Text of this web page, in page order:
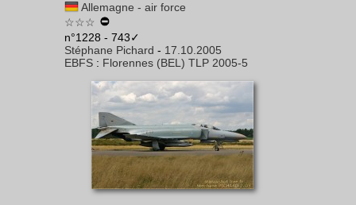
Allemagne - air force
☆☆☆
n°1228 - 743✓
Stéphane Pichard - 17.10.2005
EBFS : Florennes (BEL) TLP 2005-5